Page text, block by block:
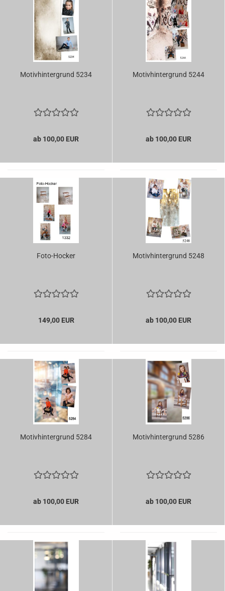
Motivhintergrund 5234
ab 100,00 EUR
Motivhintergrund 5244
ab 100,00 EUR
Foto-Hocker
149,00 EUR
Motivhintergrund 5248
ab 100,00 EUR
Motivhintergrund 5284
ab 100,00 EUR
Motivhintergrund 5286
ab 100,00 EUR